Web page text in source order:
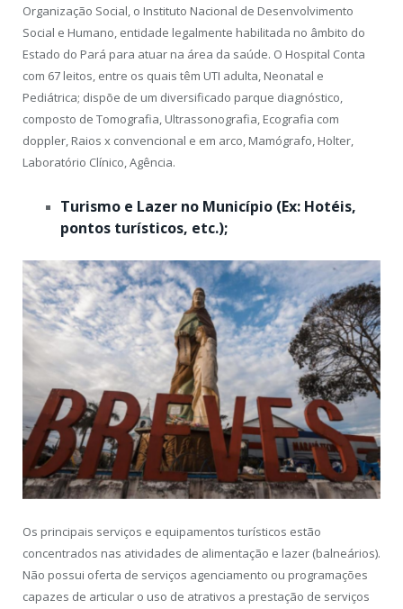
Organização Social, o Instituto Nacional de Desenvolvimento
Social e Humano, entidade legalmente habilitada no âmbito do
Estado do Pará para atuar na área da saúde. O Hospital Conta
com 67 leitos, entre os quais têm UTI adulta, Neonatal e
Pediátrica; dispõe de um diversificado parque diagnóstico,
composto de Tomografia, Ultrassonografia, Ecografia com
doppler, Raios x convencional e em arco, Mamógrafo, Holter,
Laboratório Clínico, Agência.
Turismo e Lazer no Município (Ex: Hotéis,
pontos turísticos, etc.);
Os principais serviços e equipamentos turísticos estão
concentrados nas atividades de alimentação e lazer (balneários).
Não possui oferta de serviços agenciamento ou programações
capazes de articular o uso de atrativos a prestação de serviços